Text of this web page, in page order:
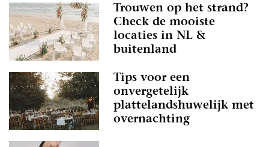
Trouwen op het strand?
Check de mooiste
locaties in NL &
buitenland
Tips voor een
onvergetelijk
plattelandshuwelijk met
overnachting